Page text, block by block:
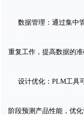
数据管理：通过集中
重复工作，提高数据的准
设计优化：PLM工具
阶段预测产品性能，优化